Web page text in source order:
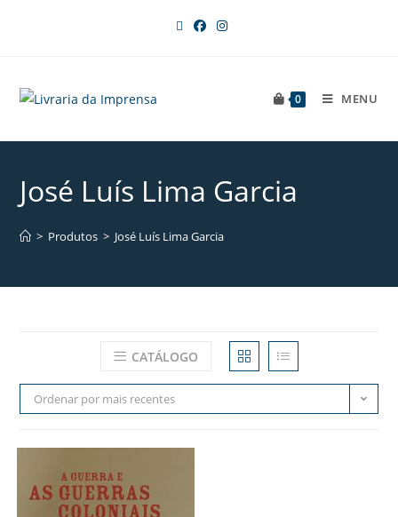
0 MENU
José Luís Lima Garcia
> Produtos > José Luís Lima Garcia
CATÁLOGO
Ordenar por mais recentes